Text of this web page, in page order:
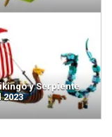
y Serpiente